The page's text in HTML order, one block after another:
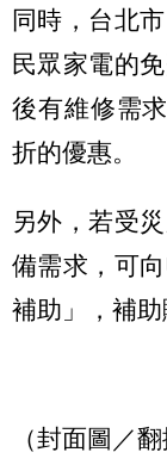
同時，台北
民眾家電的
後有維修需
折的優惠。
另外，若受
備需求，可
補助」，補助
（封面圖／